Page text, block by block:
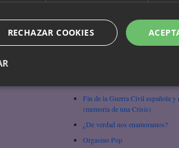
Ser mujer – Amma Darko
Sobre la mentira, Nawal El Sadaawi
Fin de la Guerra Civil española y
(memoria de una Crisis)
¿De verdad nos enamoramos?
Orgasmo Pop
RECHAZAR COOKIES